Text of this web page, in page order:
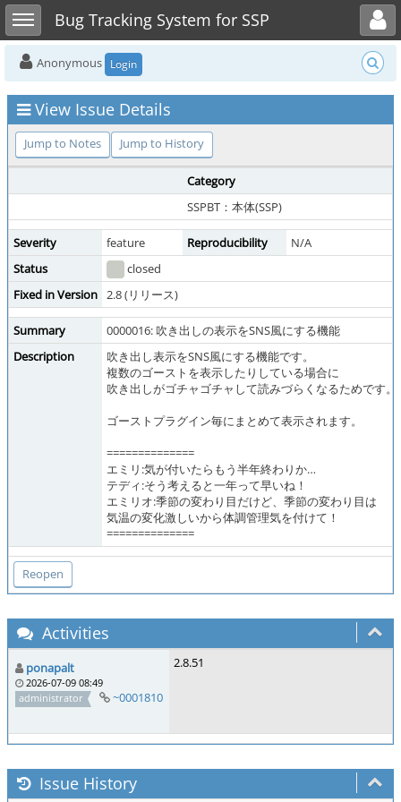
Toggle sidebarBug Tracking System for SSP
Toggle user menu
Anonymous Login
View Issue Details
Jump to Notes Jump to History
Category
SSPBT：本体(SSP)
Severity feature Reproducibility
N/A
Status
closed
Fixed in Version 2.8 (リリース)
Summary
0000016: 吹き出しの表示をSNS風にする機能
Description
吹き出し表示をSNS風にする機能です。
複数のゴーストを表示したりしている場合に
吹き出しがゴチャゴチャして読みづらくなるためです。
ゴーストプラグイン毎にまとめて表示されます。
==============
エミリ:気が付いたらもう半年終わりか…
テディ:そう考えると一年って早いね！
エミリオ:季節の変わり目だけど、季節の変わり目は
気温の変化激しいから体調管理気を付けて！
==============
Activities
ponapalt
2026-07-09 08:49
administrator
~0001810
2.8.51
Issue History